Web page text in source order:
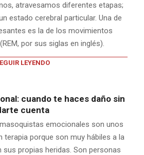
atravesamos diferentes etapas;
estado cerebral particular. Una de
es la de los movimientos
por sus siglas en inglés).
LEYENDO
cuando te haces daño sin
cuenta
emocionales son unos
terapia porque son muy hábiles a la
propias heridas. Son personas